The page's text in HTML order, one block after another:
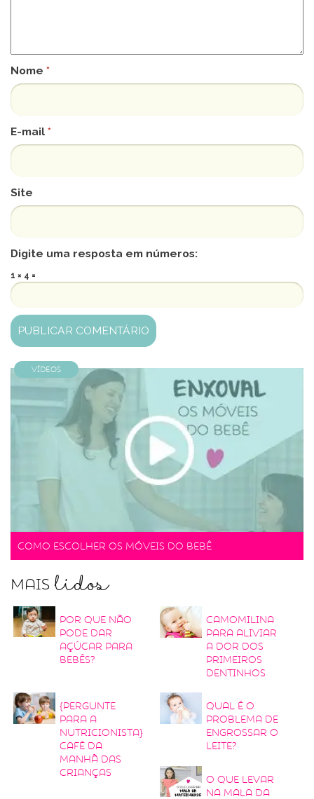
Nome *
E-mail *
Site
Digite uma resposta em números:
1 × 4 =
Vídeos
Como escolher os móveis do bebê
Maislidos
Por que não
pode dar
açúcar para
bebês?
Camomilina
para aliviar
a dor dos
primeiros
dentinhos
{Pergunte
para a
nutricionista}
Café da
manhã das
crianças
Qual é o
problema de
engrossar o
leite?
O que levar
na mala da